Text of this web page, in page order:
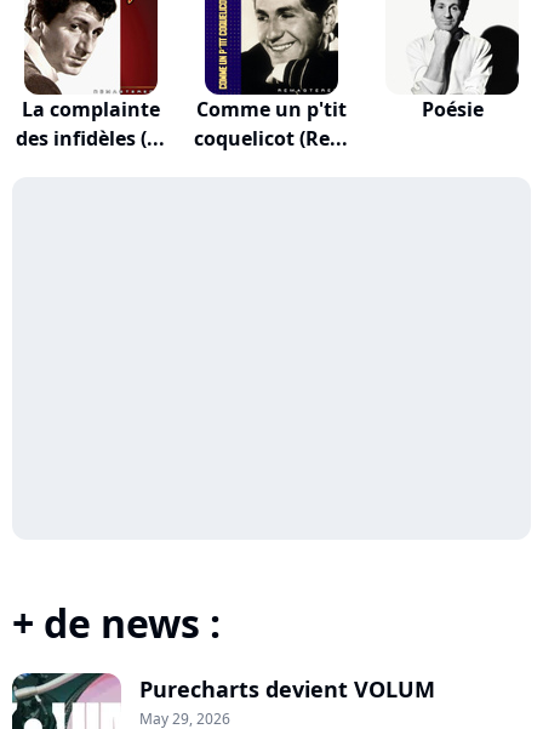
La complainte
des infidèles (...
Comme un p'tit
coquelicot (Re...
Poésie
+ de news :
Purecharts devient VOLUM
May 29, 2026